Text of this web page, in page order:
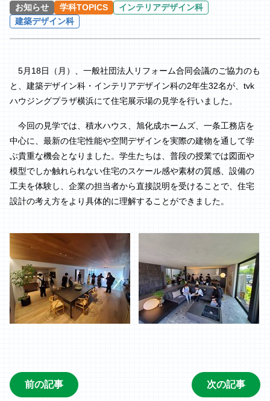
お知らせ
学科TOPICS
インテリアデザイン科
建築デザイン科
5月 18日（月）、一般社団法人リフォーム合同会議のご協力のも
と、建築デザイン科・インテリアデザイン科の2年生32名が、 tvk
ハウジングプラザ横浜にて住宅展示場の見学を行いました。
今回の見学では、積水ハウス、旭化成ホームズ、一条工務店を
中心に、最新の住宅性能や空間デザインを実際の建物を通して学
ぶ貴重な機会となりました。学生たちは、普段の授業では図面や
模型でしか触れられない住宅のスケール感や素材の質感、設備の
工夫を体験し、企業の担当者から直接説明を受けることで、住宅
設計の考え方をより具体的に理解することができました。
前の記事 次の記事